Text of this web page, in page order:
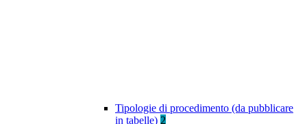
Tipologie di procedimento (da pubblicare
in tabelle) 2